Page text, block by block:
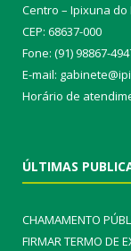
Centro – Ipixuna do
CEP: 68637-000
Fone: (91) 98867-
E-mail:
Horário de
ÚLTIMAS
CHAMAMENTO
FIRMAR TERMO DE